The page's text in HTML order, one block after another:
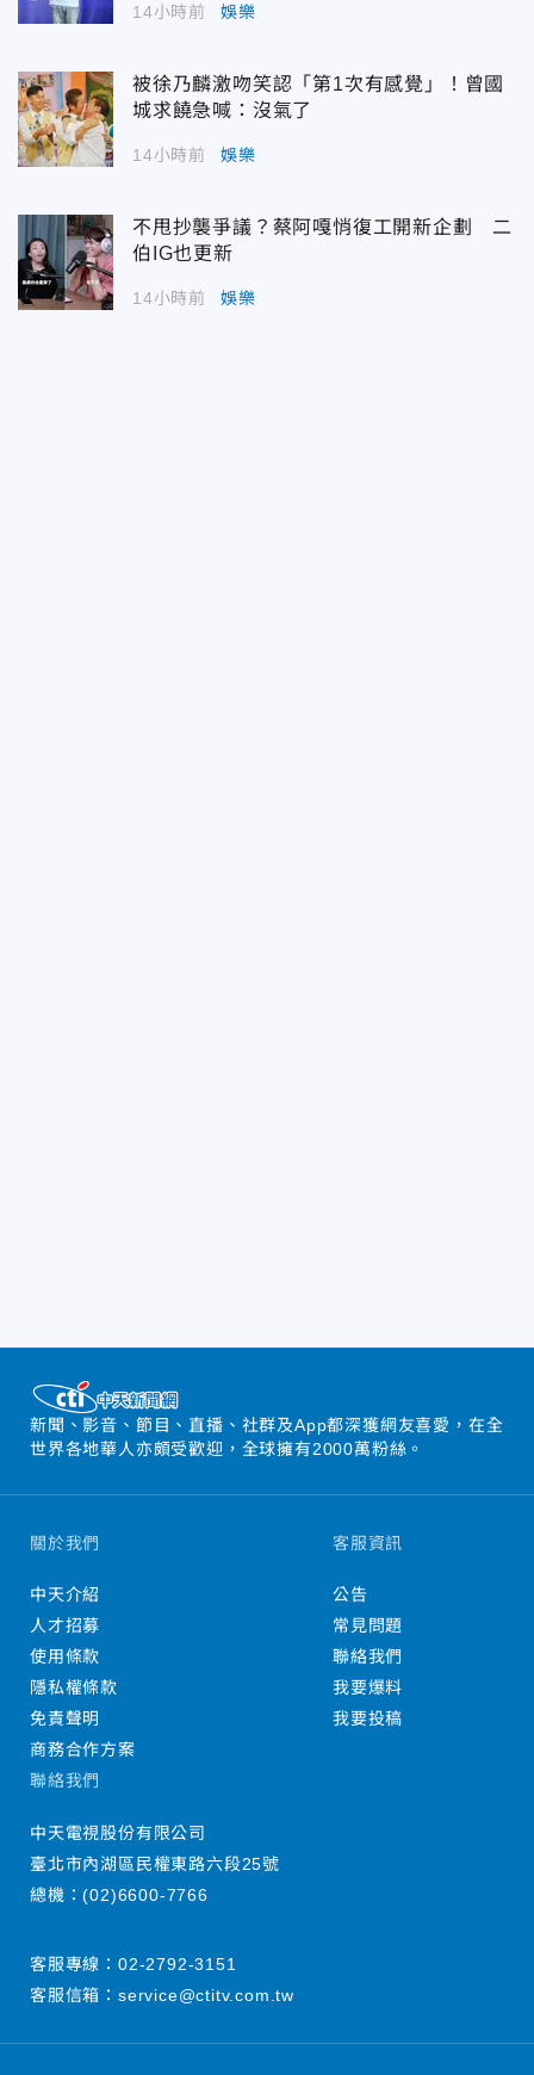
14小時前 娛樂
被徐乃麟激吻笑認「第1次有感覺」！曾國
城求饒急喊：沒氣了
14小時前 娛樂
不甩抄襲爭議？蔡阿嘎悄復工開新企劃 二
伯IG也更新
14小時前 娛樂
新聞、影音、節目、直播、社群及App都深獲網友喜愛，在全
世界各地華人亦頗受歡迎，全球擁有2000萬粉絲。
關於我們
中天介紹
人才招募
使用條款
隱私權條款
免責聲明
商務合作方案
客服資訊
公告
常見問題
聯絡我們
我要爆料
我要投稿
聯絡我們
中天電視股份有限公司
臺北市內湖區民權東路六段25號
總機：(02)6600-7766
客服專線： 02-2792-3151
客服信箱： service@ctitv.com.tw